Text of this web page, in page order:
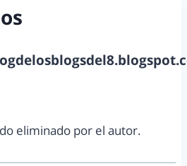
eliminado por el autor.